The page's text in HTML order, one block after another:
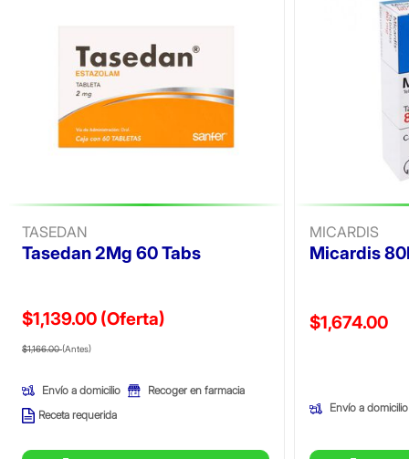
TASEDAN
Tasedan 2Mg 60 Tabs
$1,139.00 (Oferta)
Precio reducido de
$1,166.00(Antes)(Oferta)
Envío a domicilio
Recoger en farmacia
Receta requerida
MICARDIS
Micardis
Precio
$1,674.00
Envío a domicilio